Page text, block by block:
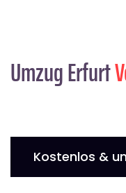
Umzug Erfurt
Kostenlos &